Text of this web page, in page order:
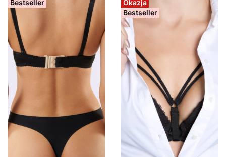
Bestseller
Okazja
Bestseller